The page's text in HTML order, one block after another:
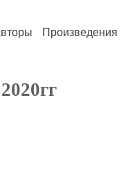
Произведения